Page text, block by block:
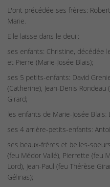
L'ont précédée ses frères:
Marie.
Elle laisse dans le deuil:
ses enfants: Christine, décédée
et Pierre (Marie-Josée Blais);
ses 5 petits-enfants: David
(Catherine), Jean-Denis
Girard;
les enfants de Marie-Josée Blais:
ses 4 arrière-petits-enfants:
ses beaux-frères et belles-
(feu Médor Vallé), Pierrette (feu
Lord), Jean-Paul (feu Thérèse
Gélinas);